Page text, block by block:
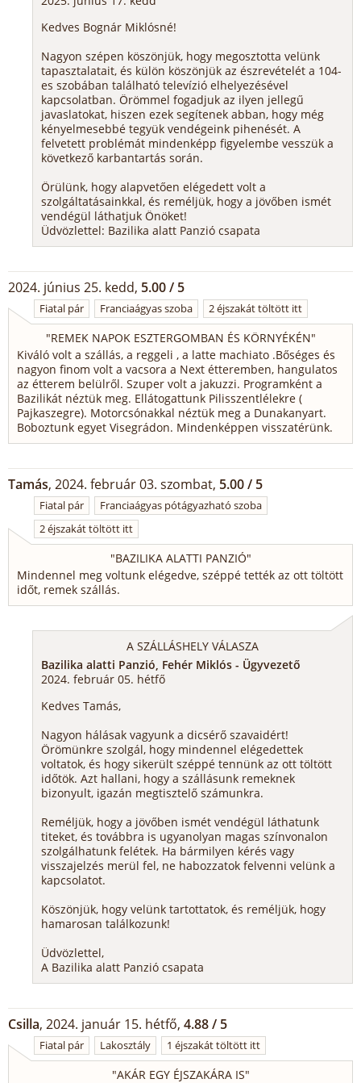
Kedves Bognár Miklósné!
Nagyon szépen köszönjük, hogy megosztotta velünk
tapasztalatait, és külön köszönjük az észrevételét a 104-
es szobában található televízió elhelyezésével
kapcsolatban. Örömmel fogadjuk az ilyen jellegű
javaslatokat, hiszen ezek segítenek abban, hogy még
kényelmesebbé tegyük vendégeink pihenését. A
felvetett problémát mindenképp figyelembe vesszük a
következő karbantartás során.
Örülünk, hogy alapvetően elégedett volt a
szolgáltatásainkkal, és reméljük, hogy a jövőben ismét
vendégül láthatjuk Önöket!
Üdvözlettel: Bazilika alatt Panzió csapata
2024. június 25. kedd, 5.00 / 5
Fiatal pár Franciaágyas szoba 2 éjszakát töltött itt
"REMEK NAPOK ESZTERGOMBAN ÉS KÖRNYÉKÉN"
Kiváló volt a szállás, a reggeli , a latte machiato .Bőséges és
nagyon finom volt a vacsora a Next étteremben, hangulatos
az étterem belülről. Szuper volt a jakuzzi. Programként a
Bazilikát néztük meg. Ellátogattunk Pilisszentlélekre (
Pajkaszegre). Motorcsónakkal néztük meg a Dunakanyart.
Boboztunk egyet Visegrádon. Mindenképpen visszatérünk.
Tamás, 2024. február 03. szombat, 5.00 / 5
Fiatal pár
Franciaágyas pótágyazható szoba
2 éjszakát töltött itt
"BAZILIKA ALATTI PANZIÓ"
Mindennel meg voltunk elégedve, széppé tették az ott töltött
időt, remek szállás.
A SZÁLLÁSHELY VÁLASZA
Bazilika alatti Panzió, Fehér Miklós - Ügyvezető
2024. február 05. hétfő
Kedves Tamás,
Nagyon hálásak vagyunk a dicsérő szavaidért!
Örömünkre szolgál, hogy mindennel elégedettek
voltatok, és hogy sikerült széppé tennünk az ott töltött
időtök. Azt hallani, hogy a szállásunk remeknek
bizonyult, igazán megtisztelő számunkra.
Reméljük, hogy a jövőben ismét vendégül láthatunk
titeket, és továbbra is ugyanolyan magas színvonalon
szolgálhatunk felétek. Ha bármilyen kérés vagy
visszajelzés merül fel, ne habozzatok felvenni velünk a
kapcsolatot.
Köszönjük, hogy velünk tartottatok, és reméljük, hogy
hamarosan találkozunk!
Üdvözlettel,
A Bazilika alatt Panzió csapata
Csilla, 2024. január 15. hétfő, 4.88 / 5
Fiatal pár Lakosztály 1 éjszakát töltött itt
"AKÁR EGY ÉJSZAKÁRA IS"